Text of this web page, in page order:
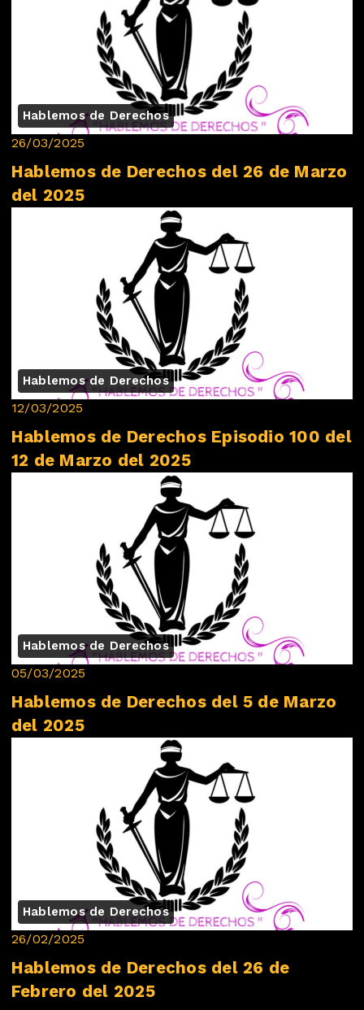
Hablemos de Derechos
26/03/2025
Hablemos de Derechos del 26 de Marzo
del 2025
Hablemos de Derechos
12/03/2025
Hablemos de Derechos Episodio 100 del
12 de Marzo del 2025
Hablemos de Derechos
05/03/2025
Hablemos de Derechos del 5 de Marzo
del 2025
Hablemos de Derechos
26/02/2025
Hablemos de Derechos del 26 de
Febrero del 2025